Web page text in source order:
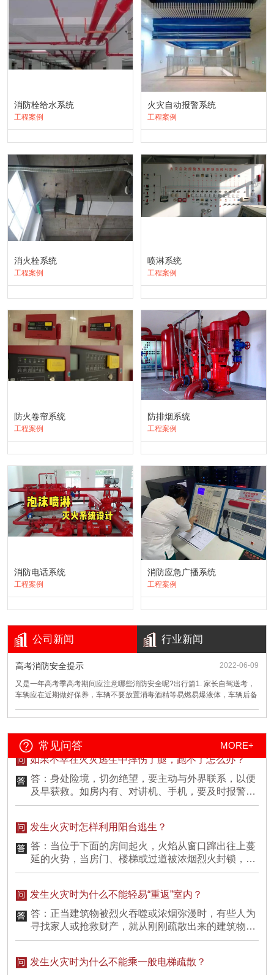
消防栓给水系统
工程案例
火灾自动报警系统
工程案例
消火栓系统
工程案例
喷淋系统
工程案例
防火卷帘系统
工程案例
防排烟系统
工程案例
消防电话系统
工程案例
消防应急广播系统
工程案例
公司新闻 行业新闻
高考消防安全提示 2022-06-09
又是一年高考季高考期间应注意哪些消防安全呢?出行篇1. 家长自驾送考，
车辆应在近期做好保养，车辆不要放置消毒酒精等易燃易爆液体，车辆后备
出发前要检查好车况。2. 在考场周边，将车辆按规定有序停放到停车场，尽
公交出行时，一旦发生火灾车门无法正常开启，扳动位车门上部的应急开关
或利用车窗边的安全锤砸碎车窗(车窗的上侧边角，或玻璃上指定位置)，迅
速逃生。身上着火，可就地打滚，或用厚重衣物覆盖火苗，切不可带火乱跑
或用灭火器对人喷射。住宿篇1. 进入宾馆前，应先熟悉掌握疏散通道、安全
出口位置、方向，了解灭火器材摆放位置。2. 要时刻注意自己身边的家用电
器插线板，不要将插线板放置书桌、床头。切不可通宵不关电源开关，以免
睡着后电器发生短路造成严重后果。3. 当大火袭来时要迅速通过疏散通道逃
间。4. 大火封门无法逃生时，可用浸湿的被褥、衣物等堵塞门缝，泼水降
体，冲出火区，切不可迎烟雾直立行走，应用湿毛巾、手帕捂住口鼻，低位
匍伏行走，寻找安全出口，避免过早中毒窒息。‍暴雨篇1. 暴雨伴雷电时，手
机关闭，扔掉带金属雨伞，与电线保持距离。2. 不要趟比较深的水流，不要
开，进行逃生。4. 洪水来时，要迅速往制高点转移，不要冒险涉水游泳。愿
常见问答 MORE+
答：一般来说，火场逃生的方法主要有：①利用登高
消防车，挂钩梯两节梯连用逃生；②利用建筑物通道
或建筑物内设施逃生；③自制器材逃生；④寻找避难
器材边灭火边逃生。
遇到火灾，向外跑得越快越好，对吗？
层的、结构简单的建筑物还可以，但对高层的、结构
复杂的建筑物来讲，这种想法是不太现实的，因为身
处较高楼层或比较复杂结构的环境中，人们跑到室外
需要较长时间，所以会怠误逃生的时机。逃生时并非
蔓延较慢，浓烟不多时，可以迅速逃离火海；火势不
大但烟却多时，则不应快跑，应弯身猫腰，压低姿
势，尽量接近地面或角落，慢慢移离火源。因为空气
稀少处，快速行动会加快呼吸，增加空气的需要量，
从而吸入毒气。
如果不幸在火灾逃生中摔伤了腿，跑不了怎么办？
答：身处险境，切勿绝望，要主动与外界联系，以便
及早获救。如房内有、对讲机、手机，要及时报警，
如没有这些通讯设备，白天可以挥动色彩鲜艳的旗子
警求援。在被烟气窒息失去自救能力时，应努力滚到
墙边也可防止房屋结构塌落砸伤自己。
发生火灾时怎样利用阳台逃生？
答：当位于下面的房间起火，火焰从窗口蹿出往上蔓
延的火势，当房门、楼梯或过道被浓烟烈火封锁，人
被围困在房间里无法逃生时，人们只要攀缘阳台边的
借助木板或竹竿等逃往邻居的阳台。能找到结实的绳
无法逃生，躲避到阳台上的人，也可赢得一些时间来
等待消防人员的救援。
发生火灾时为什么不能轻易“重返”室内？
答：正当建筑物被烈火吞噬或浓烟弥漫时，有些人为
寻找家人或抢救财产，就从刚刚疏散出来的建筑物
内，试图“重返”室内，这是非常危险的。因为这样做
你重返建筑物时，也许正遇上可燃物发生“轰燃”现
发生火灾时为什么不能乘一般电梯疏散？